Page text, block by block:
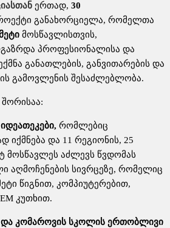
ერთად, 30
განახორციელა, რომელთა
მოსწავლისთვის,
პროფესიონალისა და
განათლების, განვითარების და
გამოვლენის შესაძლებლობა.
იდეათეკები, რომლებიც
იქმნება და 11 რეგიონის, 25
მოსწავლეს აძლევს წვდომას
აღმოჩენების სივრცეზე, რომელიც
წიგნით, კომპიუტერებით,
კუთხით.
და კომაროვის სკოლის ერთობლივი